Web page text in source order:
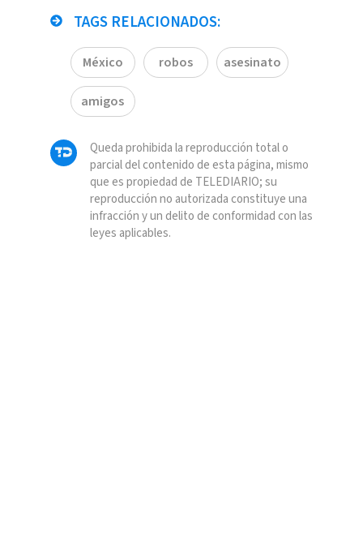
TAGS RELACIONADOS:
México robos asesinato
amigos
Queda prohibida la reproducción total o
parcial del contenido de esta página, mismo
que es propiedad de TELEDIARIO; su
reproducción no autorizada constituye una
infracción y un delito de conformidad con las
leyes aplicables.